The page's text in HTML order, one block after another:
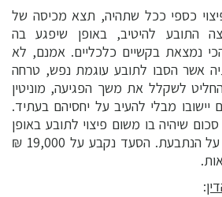
כספי ככל שתהיה, תצא מכיסה של
התובע להיטיב, באופן שיפגע בה
נמצאת בקשיים כלכליים. אמנם, לא
אשר הסבו לתובע עוגמת נפש, טרחה
לשקלל את משך הפגיעה, מוניטין
יישובו מבלי להעיב על יחסיהם בעתיד.
שיהיה בו משום פיצוי לתובע באופן
שלא יכביד באופן ניכר על הנתבעת. הסעד נקבע על 19,000 ₪
: